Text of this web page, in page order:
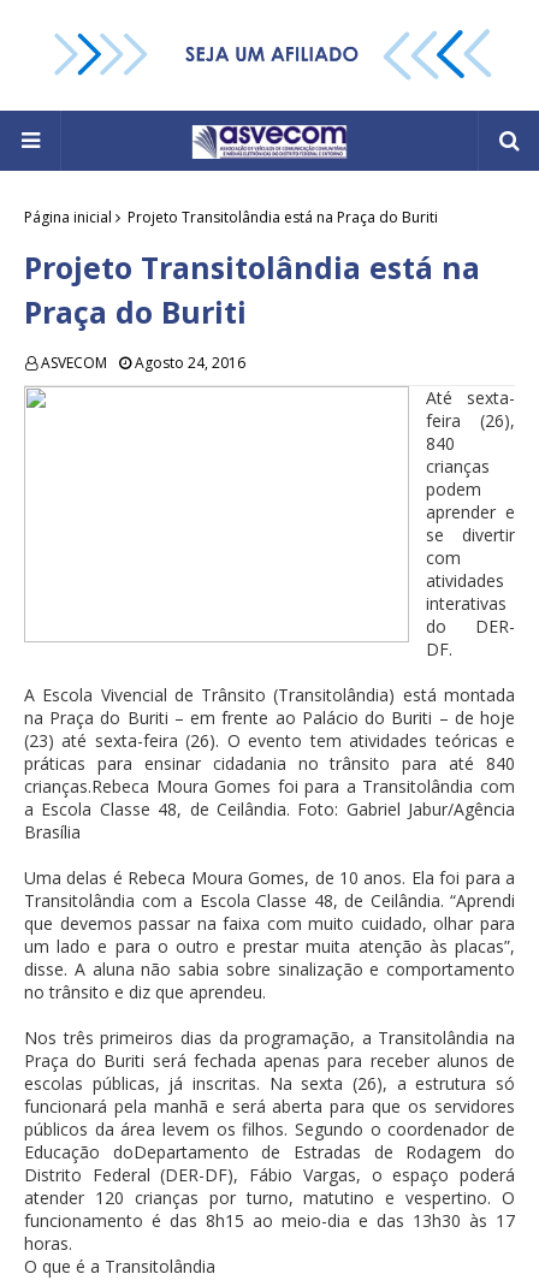
Página inicial Projeto Transitolândia está na Praça do Buriti
Projeto Transitolândia está na
Praça do Buriti
ASVECOM Agosto 24, 2016
Até sexta-
feira (26),
840
crianças
podem
aprender e
se divertir
com
atividades
interativas
do DER-
DF.
A Escola Vivencial de Trânsito (Transitolândia) está montada
na Praça do Buriti – em frente ao Palácio do Buriti – de hoje
(23) até sexta-feira (26). O evento tem atividades teóricas e
práticas para ensinar cidadania no trânsito para até 840
crianças.Rebeca Moura Gomes foi para a Transitolândia com
a Escola Classe 48, de Ceilândia. Foto: Gabriel Jabur/Agência
Brasília
Uma delas é Rebeca Moura Gomes, de 10 anos. Ela foi para a
Transitolândia com a Escola Classe 48, de Ceilândia. “Aprendi
que devemos passar na faixa com muito cuidado, olhar para
um lado e para o outro e prestar muita atenção às placas”,
disse. A aluna não sabia sobre sinalização e comportamento
no trânsito e diz que aprendeu.
Nos três primeiros dias da programação, a Transitolândia na
Praça do Buriti será fechada apenas para receber alunos de
escolas públicas, já inscritas. Na sexta (26), a estrutura só
funcionará pela manhã e será aberta para que os servidores
públicos da área levem os filhos. Segundo o coordenador de
Educação doDepartamento de Estradas de Rodagem do
Distrito Federal (DER-DF), Fábio Vargas, o espaço poderá
atender 120 crianças por turno, matutino e vespertino. O
funcionamento é das 8h15 ao meio-dia e das 13h30 às 17
horas.
O que é a Transitolândia